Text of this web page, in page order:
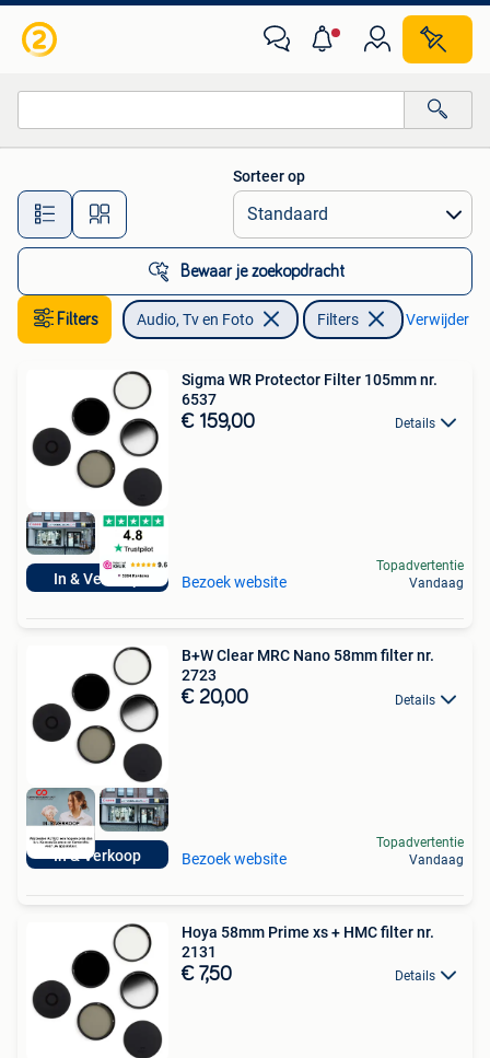
Alle afstanden…
Sorteer op
Bewaar je zoekopdracht
Filters Audio, Tv en Foto Filters Verwijder
In & Verkoop
Sigma WR Protector Filter 105mm nr.
6537
€ 159,00 Details
Bezoek website
Topadvertentie
Vandaag
In & Verkoop
B+W Clear MRC Nano 58mm filter nr.
2723
€ 20,00 Details
Bezoek website
Topadvertentie
Vandaag
Hoya 58mm Prime xs + HMC filter nr.
2131
€ 7,50 Details